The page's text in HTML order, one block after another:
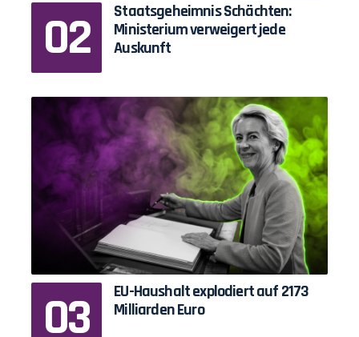
Staatsgeheimnis Schächten:
Ministerium verweigert jede
Auskunft
EU-Haushalt explodiert auf 2173
Milliarden Euro